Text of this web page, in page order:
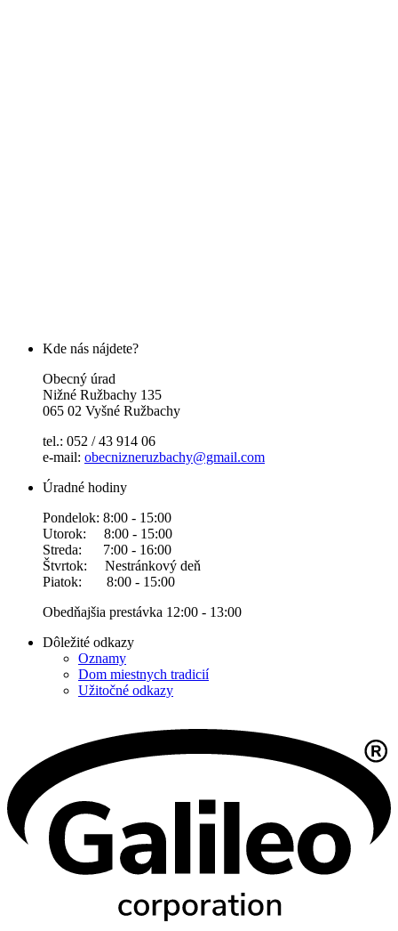
Kde nás nájdete?
Obecný úrad
Nižné Ružbachy 135
065 02 Vyšné Ružbachy
tel.: 052 / 43 914 06
e-mail: obecnizneruzbachy@gmail.com
Úradné hodiny
Pondelok: 8:00 - 15:00
Utorok: 8:00 - 15:00
Streda: 7:00 - 16:00
Štvrtok: Nestránkový deň
Piatok: 8:00 - 15:00
Obedňajšia prestávka 12:00 - 13:00
Dôležité odkazy
Oznamy
Dom miestnych tradicií
Užitočné odkazy